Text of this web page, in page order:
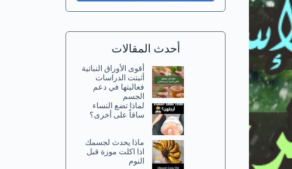
أحدث المقالات
أقوى الأوراق النباتية
أثبتت الدراسات
فعاليتها في دعم
الجسم
لماذا تضع النساء
ساقاً على أخرى؟
ماذا يحدث لجسمك
اذا اكلت موزة قبل
النوم